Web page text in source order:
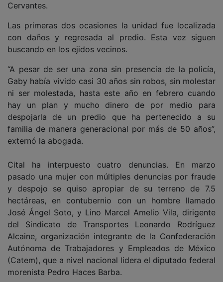
Cervantes.
Las primeras dos ocasiones la unidad fue localizada
con daños y regresada al predio. Esta vez siguen
buscando en los ejidos vecinos.
“A pesar de ser una zona sin presencia de la policía,
Gaby había vivido casi 30 años sin robos, sin molestar
ni ser molestada, hasta este año en febrero cuando
hay un plan y mucho dinero de por medio para
despojarla de un predio que ha pertenecido a su
familia de manera generacional por más de 50 años”,
externó la abogada.
Cital ha interpuesto cuatro denuncias. En marzo
pasado una mujer con múltiples denuncias por fraude
y despojo se quiso apropiar de su terreno de 7.5
hectáreas, en contubernio con un hombre llamado
José Ángel Soto, y Lino Marcel Amelio Vila, dirigente
del Sindicato de Transportes Leonardo Rodríguez
Alcaine, organización integrante de la Confederación
Autónoma de Trabajadores y Empleados de México
(Catem), que a nivel nacional lidera el diputado federal
morenista Pedro Haces Barba.